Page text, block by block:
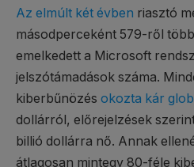
Az elmúlt két évben riasztó
másodperceként 579-ről
emelkedett a Microsoft
jelszótámadások száma.
kiberbűnözés okozta kár
dollárról, előrejelzések
billió dollárra nő. Annak
átlagosan mintegy 80-féle